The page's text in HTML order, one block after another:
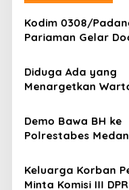
a
s
p
o
s
Kodim 0308/
Pariaman Gelar
Kodam XX/Tuanku
Bonjol
Diduga Ada yang
Menargetkan
Tersangka dan Dpo
Membantu Polisi
Demo Bawa BH ke
Polrestabes
Pun, Melainkan
dan Rasa Kecewa
Keluarga Korban
Minta Komisi III